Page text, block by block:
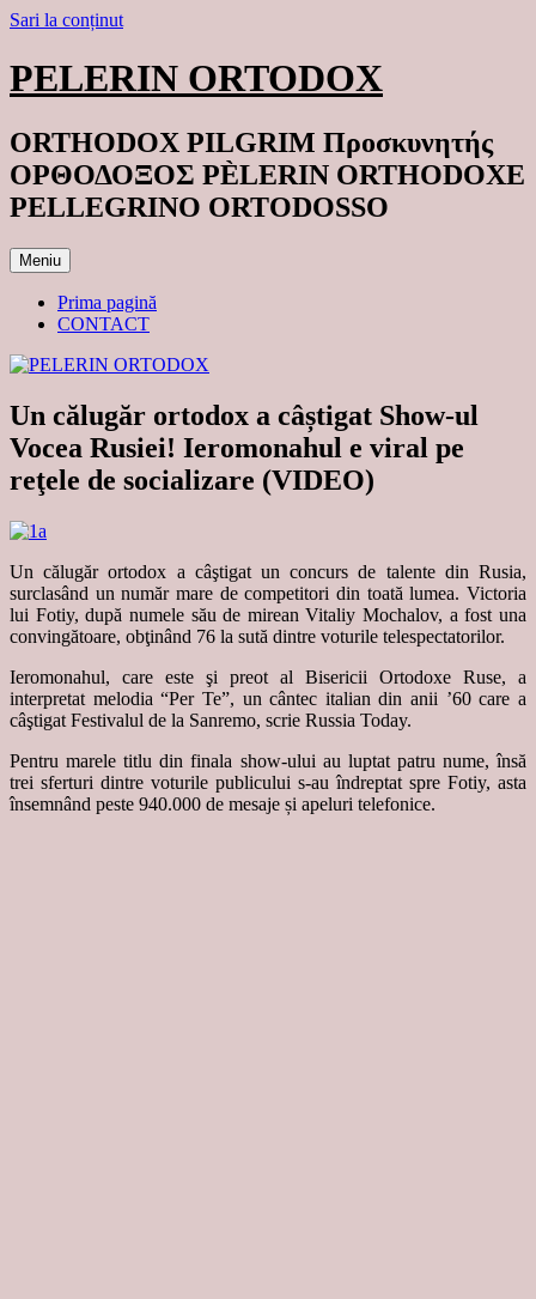
Sari la conținut
PELERIN ORTODOX
ORTHODOX PILGRIM Προσκυνητής
ΟΡΘΟΔΟΞΟΣ PÈLERIN ORTHODOXE
PELLEGRINO ORTODOSSO
Meniu
Prima pagină
CONTACT
Un călugăr ortodox a câștigat Show-ul
Vocea Rusiei! Ieromonahul e viral pe
reţele de socializare (VIDEO)
Un călugăr ortodox a câştigat un concurs de talente din Rusia,
surclasând un număr mare de competitori din toată lumea. Victoria
lui Fotiy, după numele său de mirean Vitaliy Mochalov, a fost una
convingătoare, obţinând 76 la sută dintre voturile telespectatorilor.
Ieromonahul, care este şi preot al Bisericii Ortodoxe Ruse, a
interpretat melodia “Per Te”, un cântec italian din anii ’60 care a
câştigat Festivalul de la Sanremo, scrie Russia Today.
Pentru marele titlu din finala show-ului au luptat patru nume, însă
trei sferturi dintre voturile publicului s-au îndreptat spre Fotiy, asta
însemnând peste 940.000 de mesaje și apeluri telefonice.